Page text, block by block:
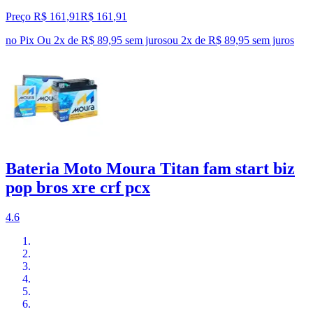
Preço R$ 161,91R$ 161 ,91
no Pix Ou 2x de R$ 89,95 sem jurosou 2x de R$ 89,95 sem juros
Bateria Moto Moura Titan fam start biz
pop bros xre crf pcx
4.6